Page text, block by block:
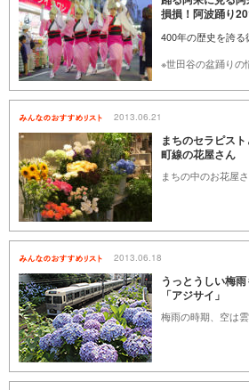
損損！阿波踊り
※世田谷の盆踊りの
2013.06.21
まちのセラピス
町線の花屋さん
2013.06.18
うっとうしい梅
「アジサイ」